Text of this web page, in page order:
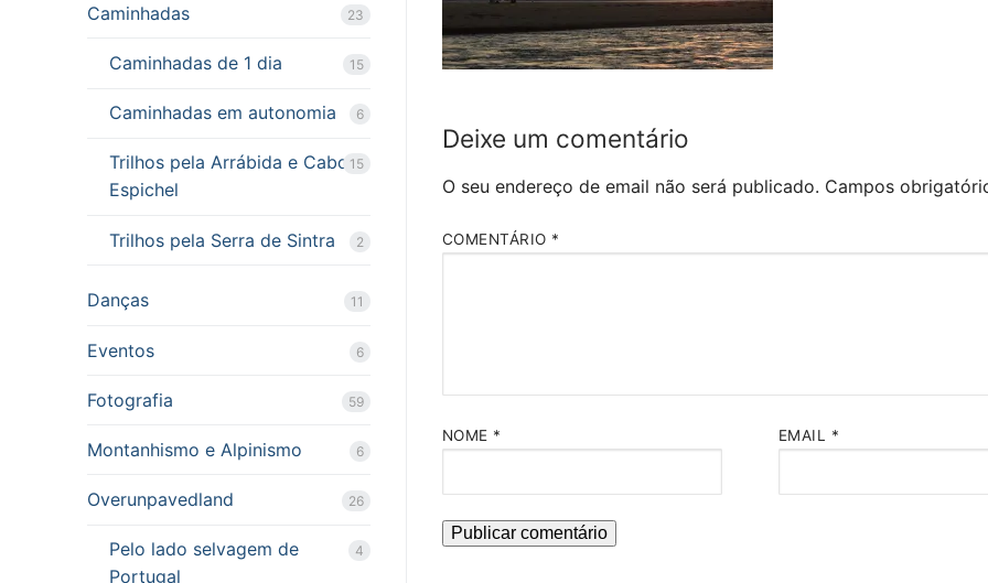
Deixe um comentário
O seu endereço de email não será publicado. Campos
COMENTÁRIO *
NOME * EMAIL *
Caminhadas 23
Caminhadas de 1 dia 15
Caminhadas em autonomia 6
Trilhos pela Arrábida e Cabo
Espichel
15
Trilhos pela Serra de Sintra 2
Danças 11
Eventos 6
Fotografia 59
Montanhismo e Alpinismo 6
Overunpavedland 26
Pelo lado selvagem de
Portugal
4